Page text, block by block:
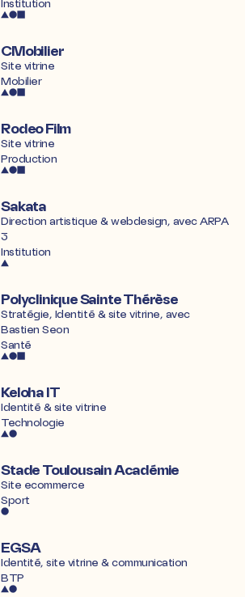
CMobilier
Site vitrine
Mobilier
Rodeo Film
Site vitrine
Production
Sakata
Direction artistique & webdesign, avecARPA
3
Institution
Polyclinique Sainte Thérèse
Stratégie, Identité & site vitrine, avec
Bastien Seon
Santé
Keloha IT
Identité & site vitrine
Technologie
Stade Toulousain Académie
Site ecommerce
Sport
EGSA
Identité, site vitrine & communication
BTP